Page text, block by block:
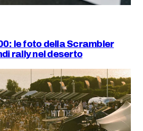
le foto della Scrambler
rally nel deserto